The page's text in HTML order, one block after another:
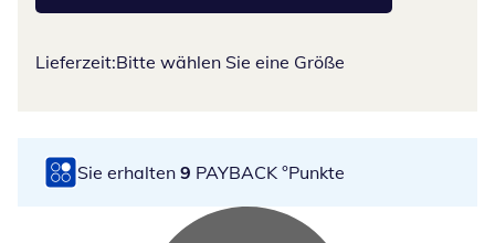
Lieferzeit:Bitte wählen Sie eine Größe
Sie erhalten 9 PAYBACK °Punkte